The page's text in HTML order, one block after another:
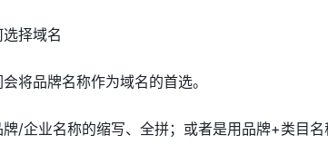
择域名
将品牌名称作为域名的首选。
/企业名称的缩写、全拼；或者是用品牌+类目